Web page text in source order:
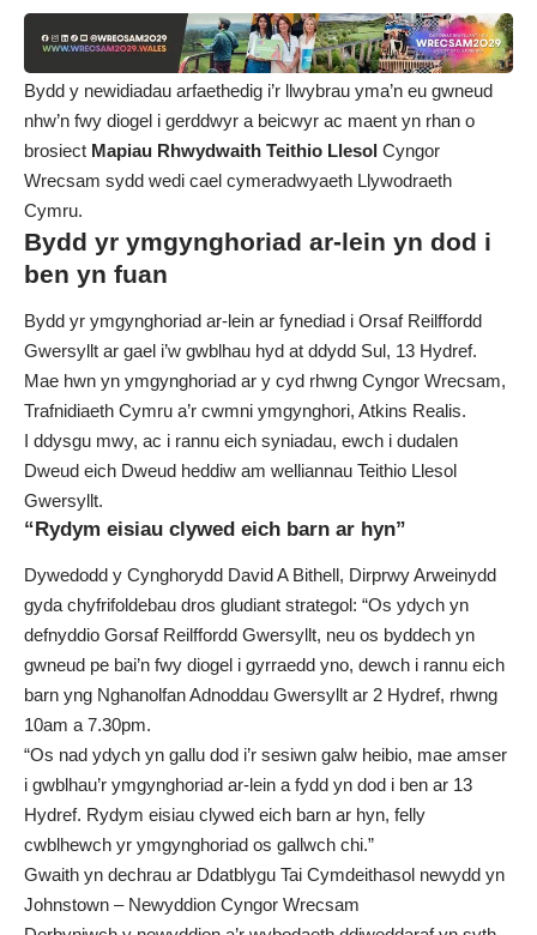
Bydd y newidiadau arfaethedig i’r llwybrau yma’n eu gwneud
nhw’n fwy diogel i gerddwyr a beicwyr ac maent yn rhan o
brosiect Mapiau Rhwydwaith Teithio Llesol Cyngor
Wrecsam sydd wedi cael cymeradwyaeth Llywodraeth
Cymru.
Bydd yr ymgynghoriad ar-lein yn dod i
ben yn fuan
Bydd yr ymgynghoriad ar-lein ar fynediad i Orsaf Reilffordd
Gwersyllt ar gael i’w gwblhau hyd at ddydd Sul, 13 Hydref.
Mae hwn yn ymgynghoriad ar y cyd rhwng Cyngor Wrecsam,
Trafnidiaeth Cymru a’r cwmni ymgynghori, Atkins Realis.
I ddysgu mwy, ac i rannu eich syniadau, ewch i dudalen
Dweud eich Dweud heddiw am welliannau Teithio Llesol
Gwersyllt.
“Rydym eisiau clywed eich barn ar hyn”
Dywedodd y Cynghorydd David A Bithell, Dirprwy Arweinydd
gyda chyfrifoldebau dros gludiant strategol: “Os ydych yn
defnyddio Gorsaf Reilffordd Gwersyllt, neu os byddech yn
gwneud pe bai’n fwy diogel i gyrraedd yno, dewch i rannu eich
barn yng Nghanolfan Adnoddau Gwersyllt ar 2 Hydref, rhwng
10am a 7.30pm.
“Os nad ydych yn gallu dod i’r sesiwn galw heibio, mae amser
i gwblhau’r ymgynghoriad ar-lein a fydd yn dod i ben ar 13
Hydref. Rydym eisiau clywed eich barn ar hyn, felly
cwblhewch yr ymgynghoriad os gallwch chi.”
Gwaith yn dechrau ar Ddatblygu Tai Cymdeithasol newydd yn
Johnstown – Newyddion Cyngor Wrecsam